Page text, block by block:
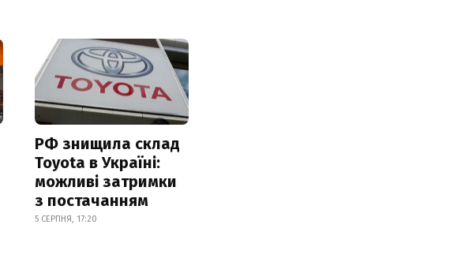
РФ знищила склад
Toyota в Україні:
можливі затримки
з постачанням
5 СЕРПНЯ, 17:20